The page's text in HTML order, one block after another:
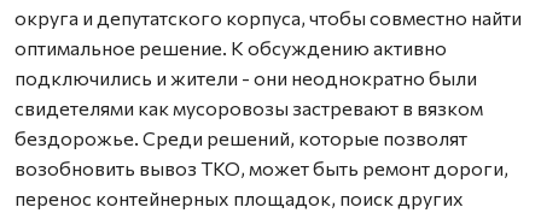
округа и депутатского корпуса, чтобы совместно найти
оптимальное решение. К обсуждению активно
подключились и жители - они неоднократно были
свидетелями как мусоровозы застревают в вязком
бездорожье. Среди решений, которые позволят
возобновить вывоз ТКО, может быть ремонт дороги,
перенос контейнерных площадок, поиск других